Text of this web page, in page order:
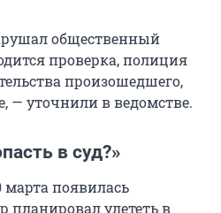
общественный
проверка, полиция
произошедшего,
— уточнили в ведомстве.
в суд?»
появилась
планировал улететь в